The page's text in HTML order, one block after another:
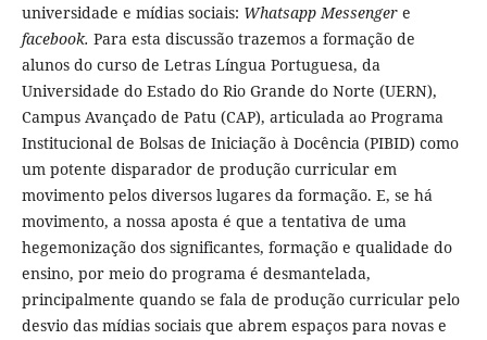
universidade e mídias sociais: Whatsapp Messengere
facebook. Para esta discussão trazemos a formação de
alunos do curso de Letras Língua Portuguesa, da
Universidade do Estado do Rio Grande do Norte (UERN),
Campus Avançado de Patu (CAP), articulada ao Programa
Institucional de Bolsas de Iniciação à Docência (PIBID) como
um potente disparador de produção curricular em
movimento pelos diversos lugares da formação. E, se há
movimento, a nossa aposta é que a tentativa de uma
hegemonização dos significantes, formação e qualidade do
ensino, por meio do programa é desmantelada,
principalmente quando se fala de produção curricular pelo
desvio das mídias sociais que abrem espaços para novas e